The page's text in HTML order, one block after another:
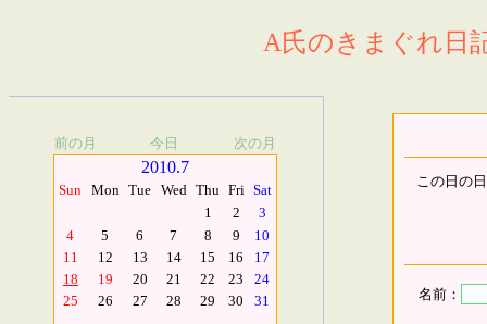
A氏のきまぐれ日
前の月 今日 次の月
2010.7
Sun Mon Tue Wed Thu Fri Sat
1
2
3
4
5 6 7 8 9
10
11
12 13 14 15 16
17
18
19 20 21 22 23
24
25
26 27 28 29 30 31
この日の
名前：